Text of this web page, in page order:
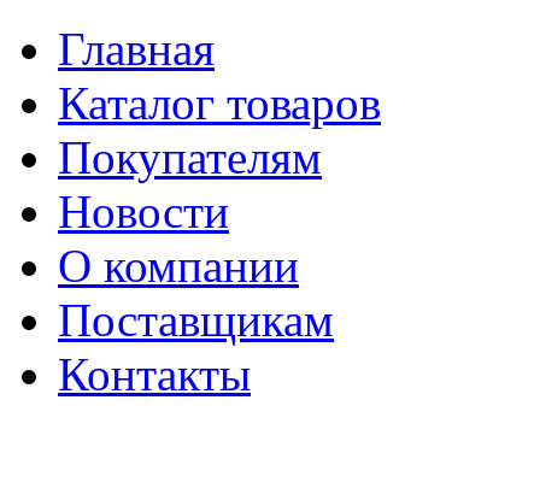
Главная
Каталог товаров
Покупателям
Новости
О компании
Поставщикам
Контакты